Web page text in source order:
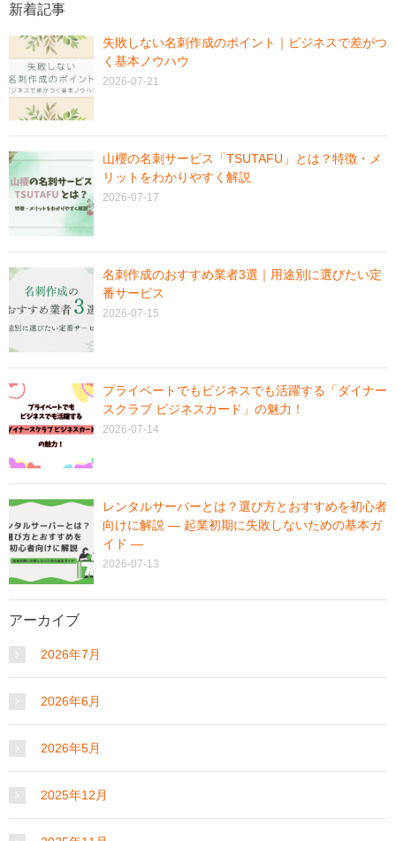
新着記事
失敗しない名刺作成のポイント｜ビジネスで差がつ
く基本ノウハウ
2026-07-21
山櫻の名刺サービス「TSUTAFU」とは？特徴・メ
リットをわかりやすく解説
2026-07-17
名刺作成のおすすめ業者3選｜用途別に選びたい定
番サービス
2026-07-15
プライベートでもビジネスでも活躍する「ダイナー
スクラブ ビジネスカード」の魅力！
2026-07-14
レンタルサーバーとは？選び方とおすすめを初心者
向けに解説 ― 起業初期に失敗しないための基本ガ
イド ―
2026-07-13
アーカイブ
2026年7月
2026年6月
2026年5月
2025年12月